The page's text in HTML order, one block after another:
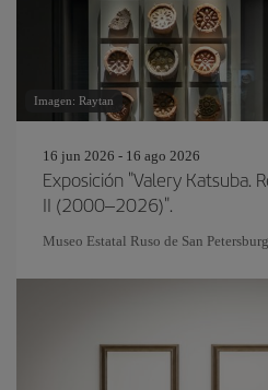
Imagen: Raytan
16 jun 2026 - 16 ago 2026
Exposición "Valery Katsuba.
II (2000–2026)".
Museo Estatal Ruso de San